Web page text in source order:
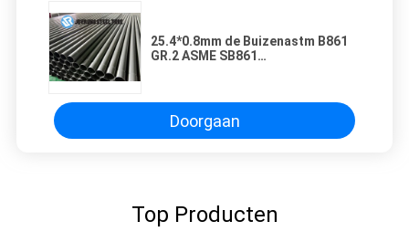
25.4*0.8mm de Buizenastm B861
GR.2 ASME SB861
Doorgaan
Top Producten